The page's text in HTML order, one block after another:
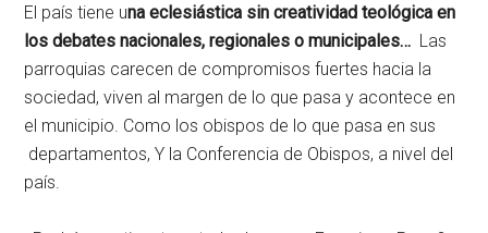
El país tiene una eclesiástica sin creatividad teológica en
los debates nacionales, regionales o municipales… Las
parroquias carecen de compromisos fuertes hacia la
sociedad, viven al margen de lo que pasa y acontece en
el municipio. Como los obispos de lo que pasa en sus
departamentos, Y la Conferencia de Obispos, a nivel del
país.